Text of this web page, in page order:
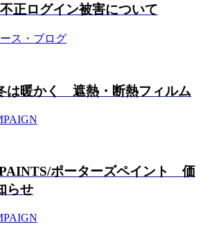
正ログイン被害について
ス・ブログ
は暖かく 遮熱・断熱フィルム
PAINTS/ポーターズペイント 価
らせ